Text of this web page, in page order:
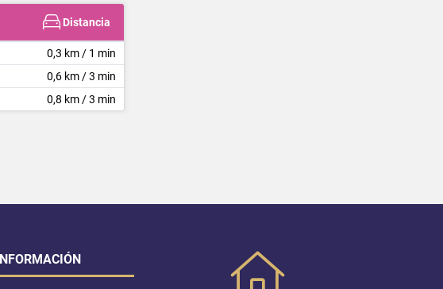
Distancia
0,3 km / 1 min
0,6 km / 3 min
0,8 km / 3 min
INFORMACIÓN